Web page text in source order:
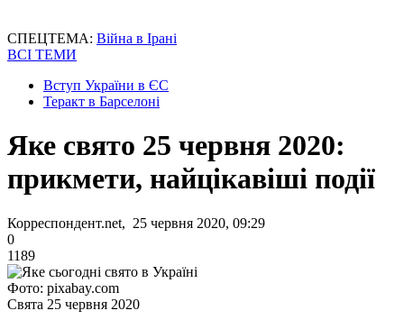
СПЕЦТЕМА: Війна в Ірані
ВСІ ТЕМИ
Вступ України в ЄС
Теракт в Барселоні
Яке свято 25 червня 2020:
прикмети, найцікавіші події
Корреспондент.net, 25 червня 2020, 09:29
0
1189
Фото: pixabay.com
Свята 25 червня 2020